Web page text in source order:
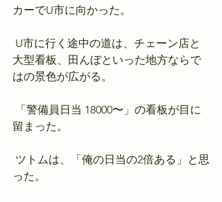
カーでU市に向かった。
大型看板、田んぼといった地方ならで
はの景色が広がる。
留まった。
った。